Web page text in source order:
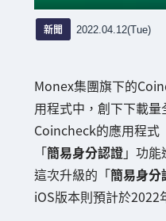
新聞 2022.04.12(Tue)
Monex集團旗下的
用程式中，創下下載量
Coincheck的應用程式
「簡易身分認證」功能
這次升級的「簡易身分
iOS版本則預計於2022